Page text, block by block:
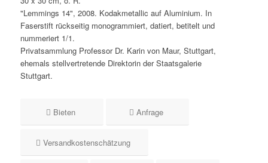
"Lemmings 14", 2008. Kodakmetallic auf Aluminium. In
Faserstift rückseitig monogrammiert, datiert, betitelt und
nummeriert 1/1.
Privatsammlung Professor Dr. Karin von Maur, Stuttgart,
ehemals stellvertretende Direktorin der Staatsgalerie
Stuttgart.
Bieten Anfrage
Versandkostenschätzung